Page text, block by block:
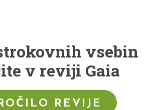
vsebin
v reviji Gaia
REVIJE